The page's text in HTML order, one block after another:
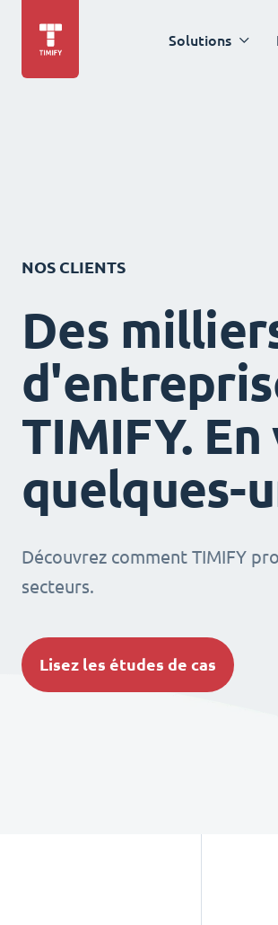
Solutions
NOS CLIENTS
Des
TIMIFY.
quelques-
Découvrez comment TIMIFY
secteurs.
Lisez les études de cas